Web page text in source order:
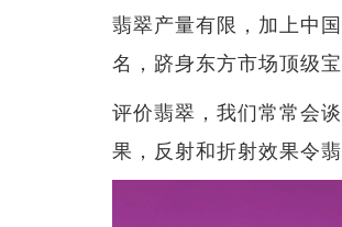
翡翠产量有限，加上中
名，跻身东方市场顶级宝
评价翡翠，我们常常会
果，反射和折射效果令